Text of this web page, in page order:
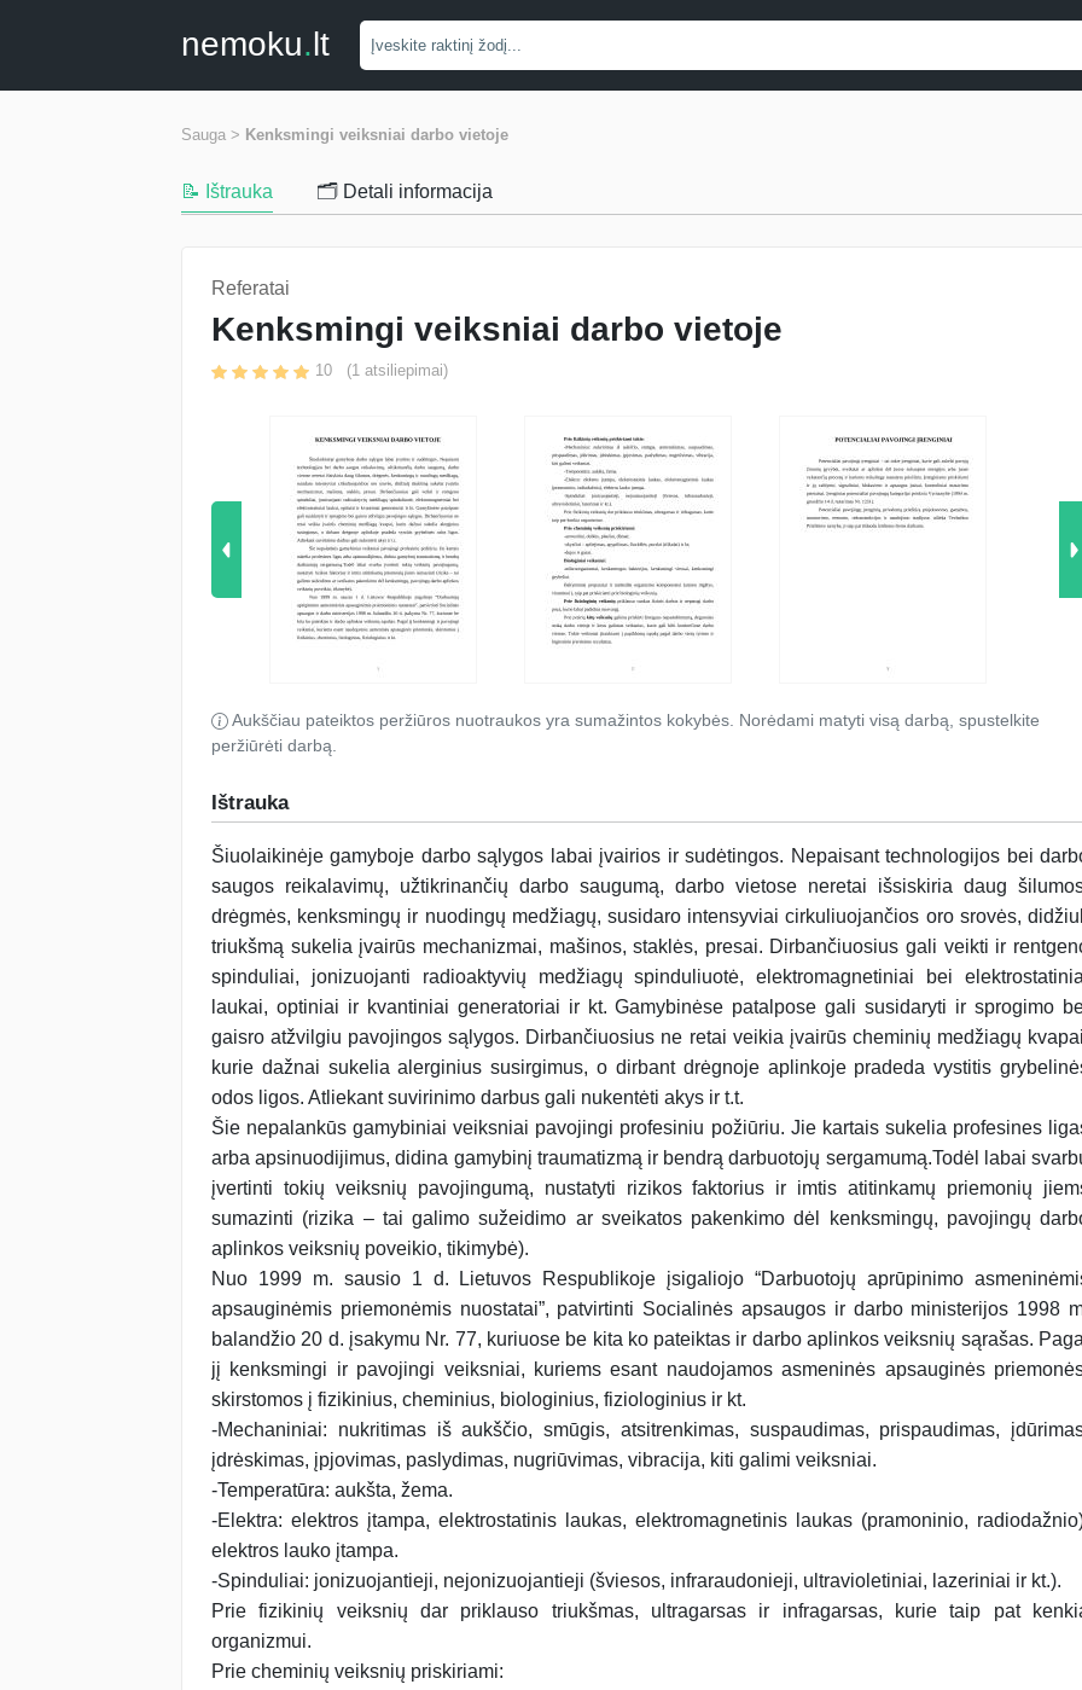
nemoku.lt
Sauga > Kenksmingi veiksniai darbo vietoje
📝 Ištrauka 🗂️ Detali informacija
Referatai
Kenksmingi veiksniai darbo vietoje
10 (1 atsiliepimai)
Aukščiau pateiktos peržiūros nuotraukos yra sumažintos kokybės. Norėdami matyti visą darbą, spustelkite
peržiūrėti darbą.
Ištrauka
Šiuolaikinėje gamyboje darbo sąlygos labai įvairios ir sudėtingos. Nepaisant technologijos bei
saugos reikalavimų, užtikrinančių darbo saugumą, darbo vietose neretai išsiskiria daug
drėgmės, kenksmingų ir nuodingų medžiagų, susidaro intensyviai cirkuliuojančios oro srovės,
triukšmą sukelia įvairūs mechanizmai, mašinos, staklės, presai. Dirbančiuosius gali veikti ir
spinduliai, jonizuojanti radioaktyvių medžiagų spinduliuotė, elektromagnetiniai bei
laukai, optiniai ir kvantiniai generatoriai ir kt. Gamybinėse patalpose gali susidaryti ir sprogimo
gaisro atžvilgiu pavojingos sąlygos. Dirbančiuosius ne retai veikia įvairūs cheminių medžiagų
kurie dažnai sukelia alerginius susirgimus, o dirbant drėgnoje aplinkoje pradeda vystitis
odos ligos. Atliekant suvirinimo darbus gali nukentėti akys ir t.t.
Šie nepalankūs gamybiniai veiksniai pavojingi profesiniu požiūriu. Jie kartais sukelia profesines
arba apsinuodijimus, didina gamybinį traumatizmą ir bendrą darbuotojų sergamumą.Todėl labai
įvertinti tokių veiksnių pavojingumą, nustatyti rizikos faktorius ir imtis atitinkamų priemonių
sumazinti (rizika – tai galimo sužeidimo ar sveikatos pakenkimo dėl kenksmingų, pavojingų
aplinkos veiksnių poveikio, tikimybė).
Nuo 1999 m. sausio 1 d. Lietuvos Respublikoje įsigaliojo “Darbuotojų aprūpinimo
apsauginėmis priemonėmis nuostatai”, patvirtinti Socialinės apsaugos ir darbo ministerijos 1998
balandžio 20 d. įsakymu Nr. 77, kuriuose be kita ko pateiktas ir darbo aplinkos veiksnių sąrašas.
jį kenksmingi ir pavojingi veiksniai, kuriems esant naudojamos asmeninės apsauginės
skirstomos į fizikinius, cheminius, biologinius, fiziologinius ir kt.
-Mechaniniai: nukritimas iš aukščio, smūgis, atsitrenkimas, suspaudimas, prispaudimas,
įdrėskimas, įpjovimas, paslydimas, nugriūvimas, vibracija, kiti galimi veiksniai.
-Temperatūra: aukšta, žema.
-Elektra: elektros įtampa, elektrostatinis laukas, elektromagnetinis laukas (pramoninio,
elektros lauko įtampa.
-Spinduliai: jonizuojantieji, nejonizuojantieji (šviesos, infraraudonieji, ultravioletiniai, lazeriniai ir kt.).
Prie fizikinių veiksnių dar priklauso triukšmas, ultragarsas ir infragarsas, kurie taip pat
organizmui.
Prie cheminių veiksnių priskiriami: